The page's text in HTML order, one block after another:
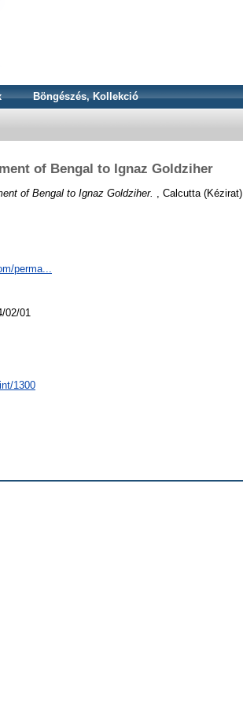
Böngészés, Kollekció
of Bengal to Ignaz Goldziher
of Bengal to Ignaz Goldziher. , Calcutta (Kézirat)
perma...
02/01
1300